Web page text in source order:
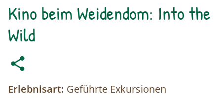
Kino beim Weidendom: Into the
Wild
Erlebnisart: Geführte Exkursionen